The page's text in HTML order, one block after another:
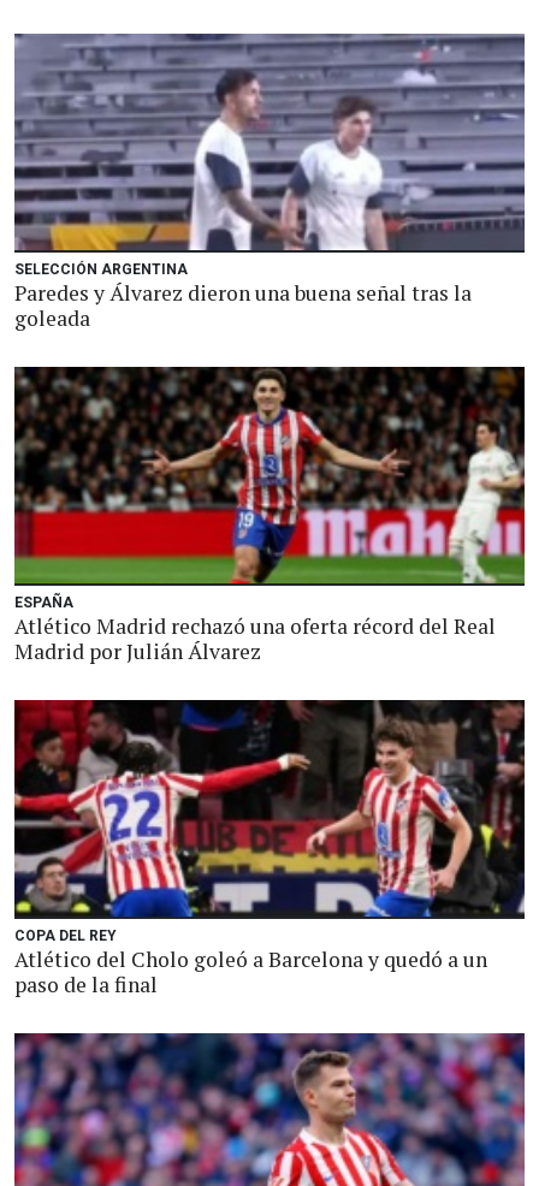
SELECCIÓN ARGENTINA
Paredes y Álvarez dieron una buena señal tras la
goleada
ESPAÑA
Atlético Madrid rechazó una oferta récord del Real
Madrid por Julián Álvarez
COPA DEL REY
Atlético del Cholo goleó a Barcelona y quedó a un
paso de la final